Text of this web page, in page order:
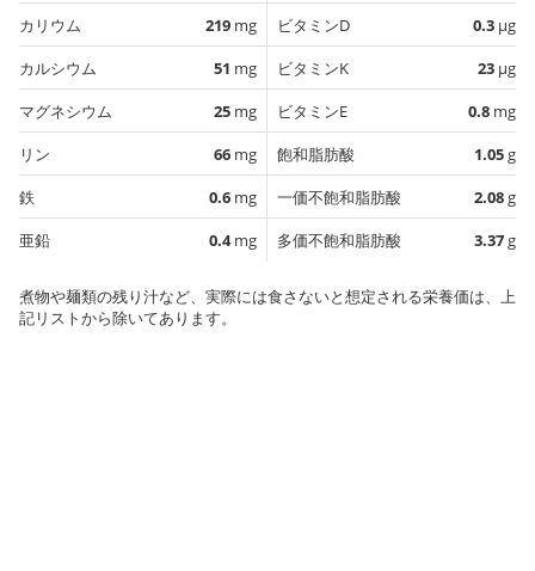
カリウム
219 mg
カルシウム
51 mg
マグネシウム
25 mg
リン
66 mg
鉄
0.6 mg
亜鉛
0.4mg
ビタミンD
0.3 µg
ビタミンK
23 µg
ビタミンE
0.8 mg
飽和脂肪酸
1.05g
一価不飽和脂肪酸
2.08g
多価不飽和脂肪酸
3.37g
煮物や麺類の残り汁など、実際には食さないと想定される栄養価は、上
記リストから除いてあります。